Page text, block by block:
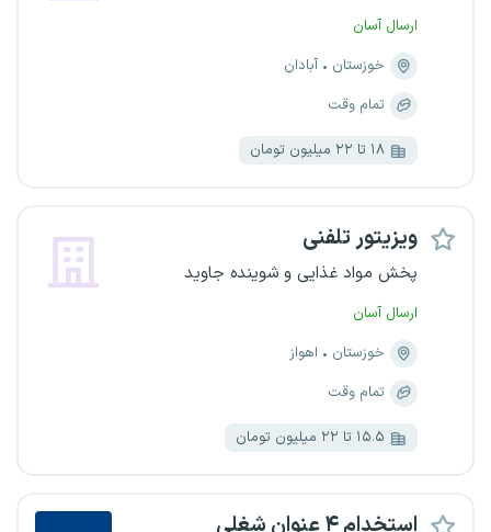
ارسال آسان
خوزستان
آبادان
تمام وقت
۱۸ تا ۲۲ میلیون تومان
ویزیتور تلفنی
پخش مواد غذایی و شوینده جاوید
ارسال آسان
خوزستان
اهواز
تمام وقت
۱۵.۵ تا ۲۲ میلیون تومان